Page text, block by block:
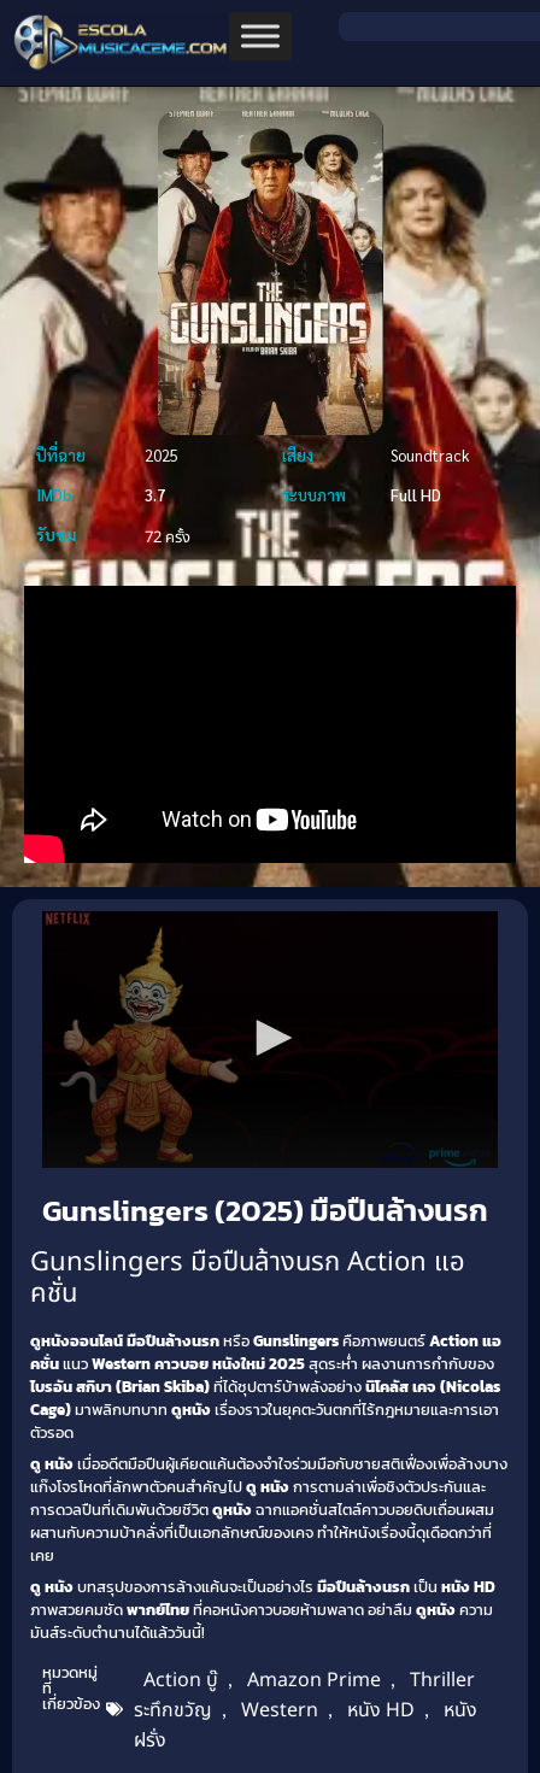
ปีที่ฉาย 2025 เสียง
Soundtrack
IMDb
3.7 ระบบภาพ
Full HD
รับชม
72 ครั้ง
Gunslingers (2025) มือปืนล้างนรก
Gunslingers มือปืนล้างนรก Action แอ
คชั่น
ดูหนังออนไลน์ มือปืนล้างนรกหรือGunslingersคือภาพยนตร์Action แอ
คชั่นแนวWestern คาวบอยหนังใหม่ 2025สุดระห่ำ ผลงานการกำกับของ
ไบรอัน สกิบา (Brian Skiba)ที่ได้ซุปตาร์บ้าพลังอย่างนิโคลัส เคจ (Nicolas
Cage)มาพลิกบทบาท ดูหนังเรื่องราวในยุคตะวันตกที่ไร้กฎหมายและการเอา
ตัวรอด
ดู หนังเมื่ออดีตมือปืนผู้เคียดแค้นต้องจำใจร่วมมือกับชายสติเฟื่องเพื่อล้างบาง
แก๊งโจรโหดที่ลักพาตัวคนสำคัญไปดู หนังการตามล่าเพื่อชิงตัวประกันและ
การดวลปืนที่เดิมพันด้วยชีวิตดูหนังฉากแอคชั่นสไตล์คาวบอยดิบเถื่อนผสม
ผสานกับความบ้าคลั่งที่เป็นเอกลักษณ์ของเคจ ทำให้หนังเรื่องนี้ดุเดือดกว่าที่
เคย
ดู หนังบทสรุปของการล้างแค้นจะเป็นอย่างไร มือปืนล้างนรกเป็น หนัง HD
ภาพสวยคมชัดพากย์ไทยที่คอหนังคาวบอยห้ามพลาด อย่าลืม ดูหนังความ
มันส์ระดับตำนานได้แล้ววันนี้!
หมวดหมู่
ที่
เกี่ยวข้อง
Action บู๊ , Amazon Prime ,
Thriller
ระทึกขวัญ , Western , หนัง HD ,
หนัง
ฝรั่ง